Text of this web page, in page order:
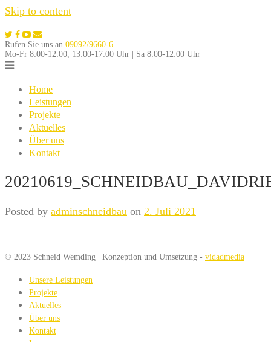
Skip to content
Rufen Sie uns an 09092/9660-6
Mo-Fr 8:00-12:00, 13:00-17:00 Uhr | Sa 8:00-12:00 Uhr
Home
Leistungen
Projekte
Aktuelles
Über uns
Kontakt
Posted by adminschneidbau on 2. Juli 2021
© 2023 Schneid Wemding | Konzeption und Umsetzung - vidadmedia
Unsere Leistungen
Projekte
Aktuelles
Über uns
Kontakt